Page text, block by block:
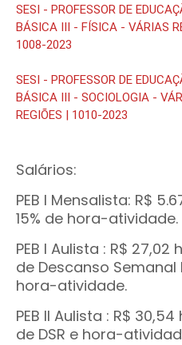
SESI - PROFESSOR DE
BÁSICA III - FÍSICA - VÁRIAS
1008-2023
SESI - PROFESSOR DE
BÁSICA III - SOCIOLOGIA -
REGIÕES | 1010-2023
Salários:
PEB I Mensalista: R$
15% de hora-atividade.
PEB I Aulista : R$
de Descanso Semanal
hora-atividade.
PEB II Aulista : R$
de DSR e hora-